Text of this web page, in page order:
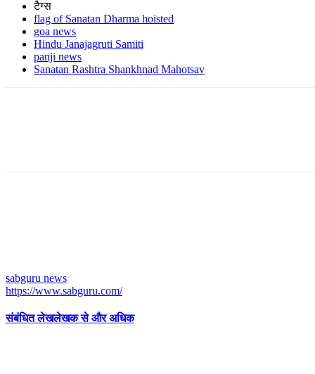
टैग्स
flag of Sanatan Dharma hoisted
goa news
Hindu Janajagruti Samiti
panji news
Sanatan Rashtra Shankhnad Mahotsav
sabguru news
https://www.sabguru.com/
संबंधित लेखलेखक से और अधिक